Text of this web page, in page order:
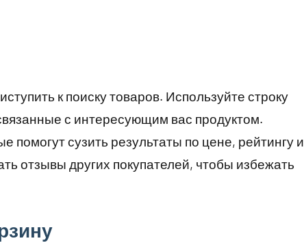
к поиску товаров. Используйте строку
с интересующим вас продуктом.
сузить результаты по цене, рейтингу и
отзывы других покупателей, чтобы избежать